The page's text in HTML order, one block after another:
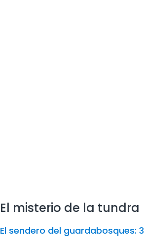
El misterio de la tundra
El sendero del guardabosques: 3